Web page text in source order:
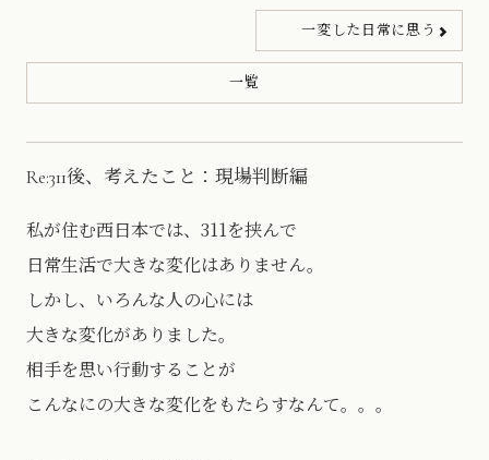
一変した日常に思う
一覧
Re:311後、考えたこと：現場判断編
私が住む西日本では、311を挟んで
日常生活で大きな変化はありません。
しかし、いろんな人の心には
大きな変化がありました。
相手を思い行動することが
こんなにの大きな変化をもたらすなんて。。。